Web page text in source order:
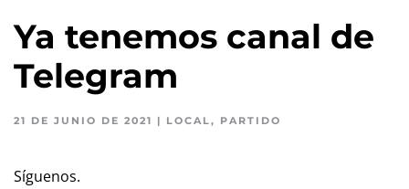
Ya tenemos canal de
Telegram
21 DE JUNIO DE 2021 | LOCAL, PARTIDO
Síguenos.